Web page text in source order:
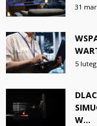
31
5
W...